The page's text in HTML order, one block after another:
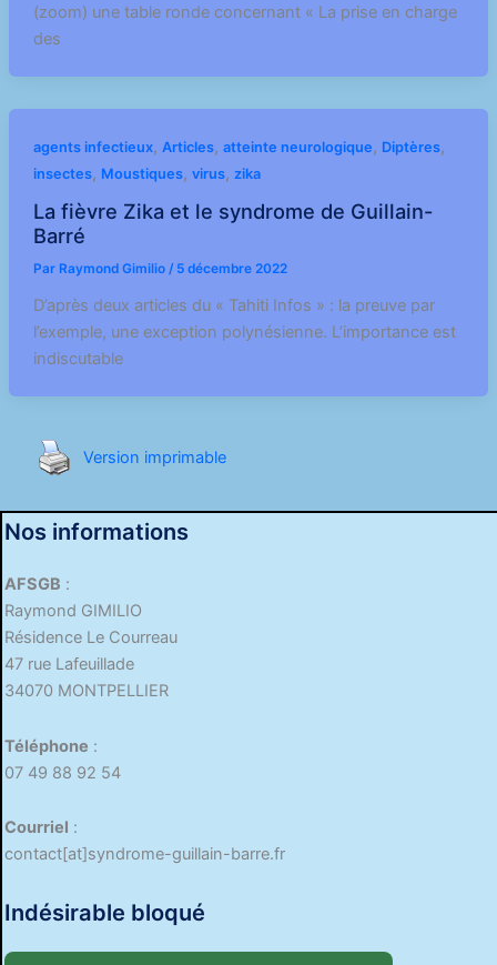
(zoom) une table ronde concernant « La prise en charge
des
agents infectieux, Articles, atteinte neurologique, Diptères,
insectes, Moustiques, virus, zika
La fièvre Zika et le syndrome de Guillain-
Barré
Par Raymond Gimilio / 5 décembre 2022
D’après deux articles du « Tahiti Infos » : la preuve par
l’exemple, une exception polynésienne. L’importance est
indiscutable
Version imprimable
Nos informations
AFSGB :
Raymond GIMILIO
Résidence Le Courreau
47 rue Lafeuillade
34070 MONTPELLIER
Téléphone :
07 49 88 92 54
Courriel :
contact[at]syndrome-guillain-barre.fr
Indésirable bloqué